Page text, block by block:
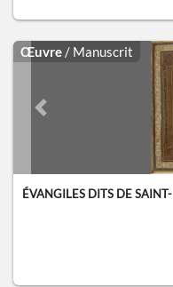
Œuvre / Manuscrit
Previous slide
ÉVANGILES DITS DE